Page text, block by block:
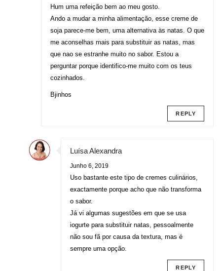
Hum uma refeição bem ao meu gosto.
Ando a mudar a minha alimentação, esse creme de
soja parece-me bem, uma alternativa às natas. O que
me aconselhas mais para substituir as natas, mas
que nao se estranhe muito no sabor. Estou a
perguntar porque identifico-me muito com os teus
cozinhados.
Bjinhos
REPLY
Luísa Alexandra
Junho 6, 2019
Uso bastante este tipo de cremes culinários,
exactamente porque acho que não transforma
o sabor.
Já vi algumas sugestões em que se usa
iogurte para substituir natas, pessoalmente
não sou fã por causa da textura, mas é
sempre uma opção.
REPLY